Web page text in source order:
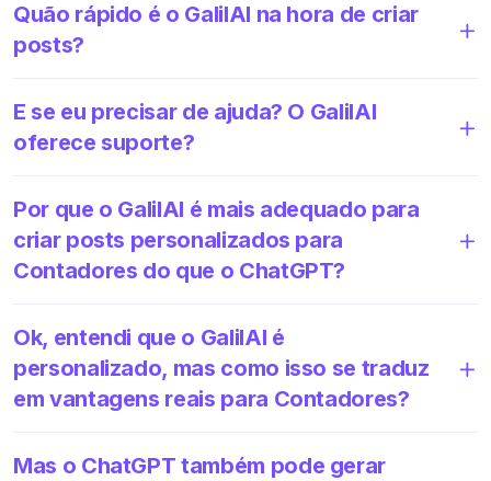
Quão rápido é o GalilAI na hora de criar
posts?
E se eu precisar de ajuda? O GalilAI
oferece suporte?
Por que o GalilAI é mais adequado para
criar posts personalizados para
Contadores do que o ChatGPT?
Ok, entendi que o GalilAI é
personalizado, mas como isso se traduz
em vantagens reais para Contadores?
Mas o ChatGPT também pode gerar